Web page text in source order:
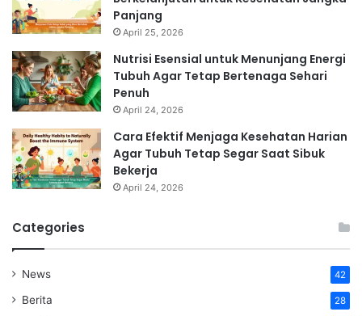
Panjang
April 25, 2026
Nutrisi Esensial untuk Menunjang Energi
Tubuh Agar Tetap Bertenaga Sehari
Penuh
April 24, 2026
Cara Efektif Menjaga Kesehatan Harian
Agar Tubuh Tetap Segar Saat Sibuk
Bekerja
April 24, 2026
Categories
News 42
Berita 28